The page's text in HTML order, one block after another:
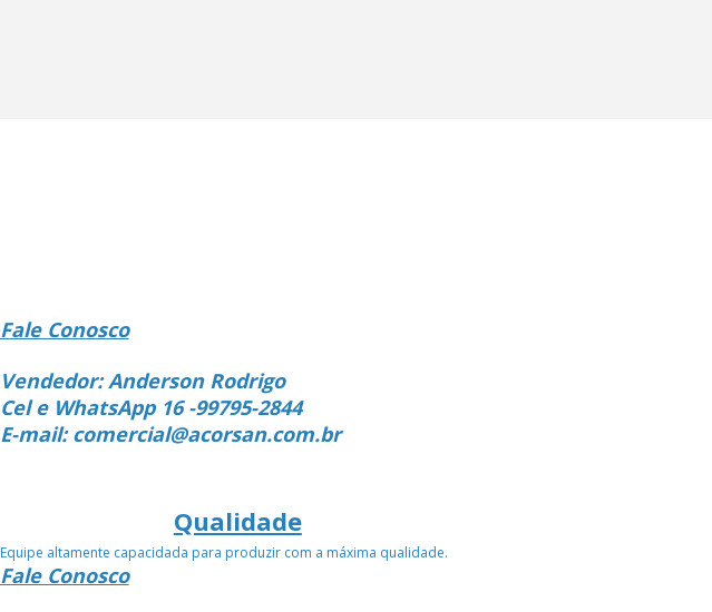
Fale Conosco
Vendedor: Anderson Rodrigo
Cel e WhatsApp 16 -99795-2844
E-mail: comercial@acorsan.com.br
Qualidade
Equipe altamente capacidada para produzir com a máxima qualidade.
Fale Conosco